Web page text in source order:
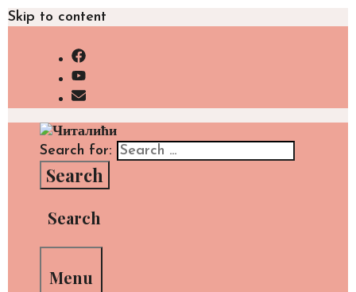
Skip to content
Search for:
Search
Menu